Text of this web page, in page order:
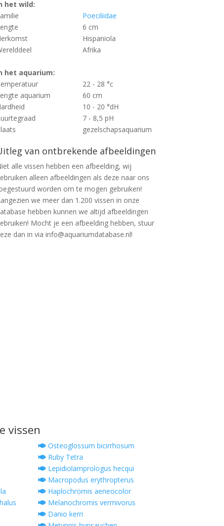
het wild:
Poeciliidae
6 cm
Hispaniola
Afrika
het aquarium:
22 - 28 °c
aquarium
60 cm
10 - 20 °dH
7 - 8,5 pH
gezelschapsaquarium
van ontbrekende afbeeldingen
alle vissen hebben een afbeelding, wij
alleen afbeeldingen als deze naar ons
worden om te mogen gebruiken!
we meer dan 1.200 vissen in onze
hebben kunnen we altijd afbeeldingen
Mocht je een afbeelding hebben, stuur
dan in via info@aquariumdatabase.nl!
vissen
Osteoglossum bicirrhosum
Ruby Tetra
Lepidiolamprologus hecqui
Macropodus erythropterus
Haplochromis aeneocolor
Melanochromis vermivorus
Danio kerri